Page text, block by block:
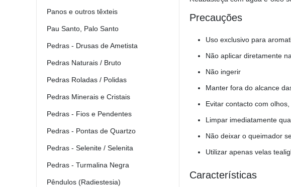
Precauções
Uso exclusivo para
Não aplicar diretamente
Não ingerir
Manter fora do alcance
Evitar contacto com
Limpar imediatamente
Não deixar o queimador
Utilizar apenas velas
Características
Panos e outros têxteis
Pau Santo, Palo Santo
Pedras - Drusas de Ametista
Pedras Naturais / Bruto
Pedras Roladas / Polidas
Pedras Minerais e Cristais
Pedras - Fios e Pendentes
Pedras - Pontas de Quartzo
Pedras - Selenite / Selenita
Pedras - Turmalina Negra
Pêndulos (Radiestesia)